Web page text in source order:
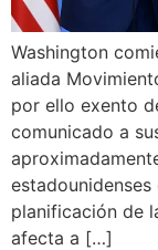
Washington
aliada
por ello exento
comunicado a
planificación de
afecta a […]